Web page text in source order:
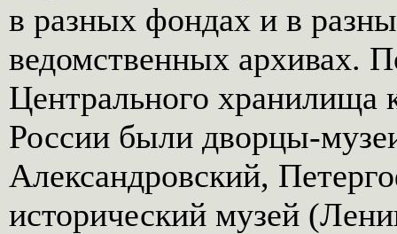
в разных фондах и в
ведомственных архивах.
Центрального хранилища
России были дворцы-
Александровский,
исторический музей